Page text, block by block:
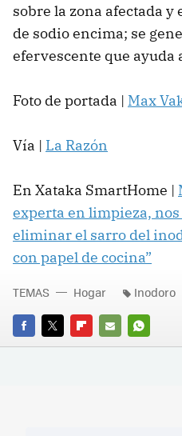
sobre la zona afectada
de sodio encima; se
efervescente que ayuda
Foto de portada | Max
Vía | La Razón
En Xataka SmartHome |
experta en limpieza,
eliminar el sarro del
con papel de cocina”
FACEBOOK
TWITTERFLIPBOARD
E-
TEMAS Hogar Inodoro